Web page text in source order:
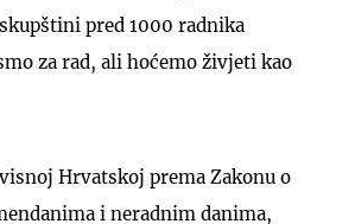
pred 1000 radnika
za rad, ali hoćemo živjeti kao
Hrvatskoj prema Zakonu o
i neradnim danima,